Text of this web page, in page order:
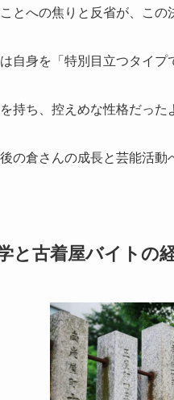
とへの焦りと反省が、この
自身を「特別目立つタイ
持ち、控えめな性格だった
の倉さんの成長と芸能活
と古着屋バイトの